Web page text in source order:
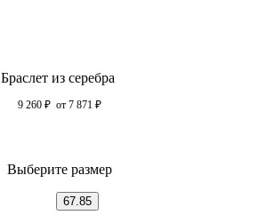
Браслет из серебра
9 260 ₽ от 7 871 ₽
Выберите размер
67.85